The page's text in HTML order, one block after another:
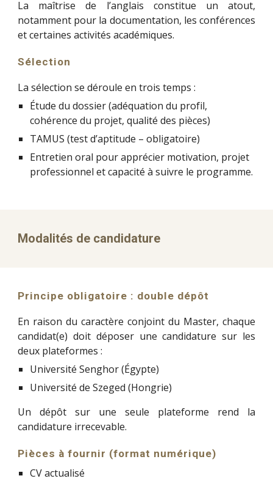
La maîtrise de l’anglais constitue un atout,
notamment pour la documentation, les conférences
et certaines activités académiques.
Sélection
La sélection se déroule en trois temps :
Étude du dossier (adéquation du profil,
cohérence du projet, qualité des pièces)
TAMUS (test d’aptitude – obligatoire)
Entretien oral pour apprécier motivation, projet
professionnel et capacité à suivre le programme.
Modalités de candidature
Principe obligatoire : double dépôt
En raison du caractère conjoint du Master, chaque
candidat(e) doit déposer une candidature sur les
deux plateformes :
Université Senghor (Égypte)
Université de Szeged (Hongrie)
Un dépôt sur une seule plateforme rend la
candidature irrecevable.
Pièces à fournir (format numérique)
CV actualisé